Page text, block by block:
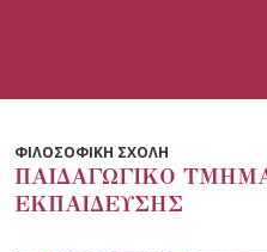
ΦΙΛΟΣΟΦΙΚΗ ΣΧΟΛΗ
ΠΑΙΔΑΓΩΓΙΚΟ
ΕΚΠΑΙΔΕΥΣΗΣ